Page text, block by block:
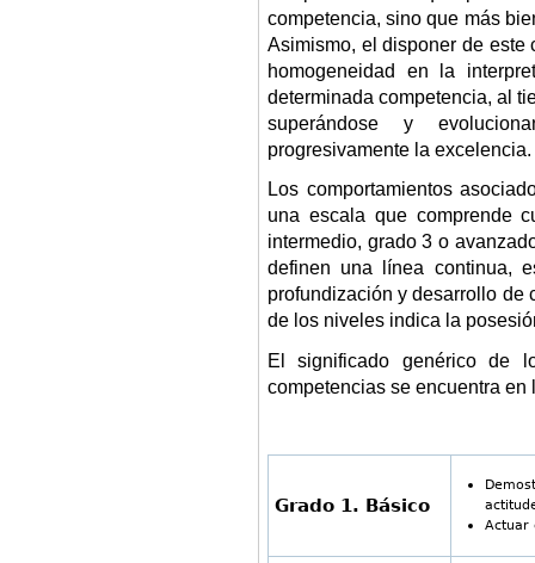
competencia, sino que más
Asimismo, el disponer de
homogeneidad en la
determinada competencia, al
superándose y
progresivamente la excelencia.
Los comportamientos
una escala que comprende
intermedio, grado 3 o
definen una línea continua,
profundización y desarrollo de
de los niveles indica la
El significado genérico de
competencias se encuentra en
Grado 1. Básico
Actuar